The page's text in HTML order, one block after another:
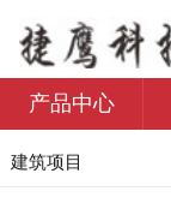
产品中心
建筑项目